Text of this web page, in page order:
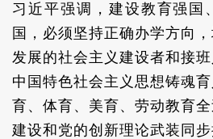
习近平强调，建设教育强国
国，必须坚持正确办学方向
发展的社会主义建设者和接
中国特色社会主义思想铸魂
育、体育、美育、劳动教育
建设和党的创新理论武装同